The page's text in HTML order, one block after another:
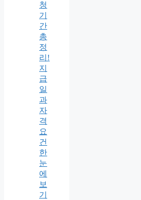
청
기
간
총
정
리!
지
급
일
과
자
격
요
건
한
눈
에
보
기